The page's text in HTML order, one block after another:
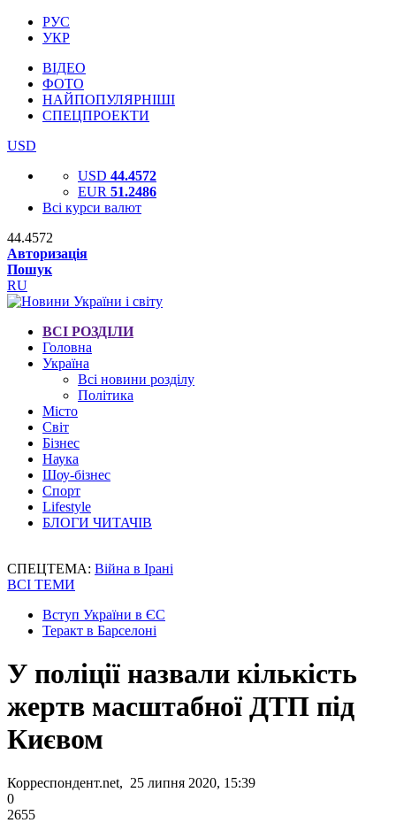
РУС
УКР
ВІДЕО
ФОТО
НАЙПОПУЛЯРНІШІ
СПЕЦПРОЕКТИ
USD
USD 44.4572
EUR 51.2486
Всі курси валют
44.4572
Авторизація
Пошук
RU
ВСІ РОЗДІЛИ
Головна
Україна
Всі новини розділу
Політика
Місто
Світ
Бізнес
Наука
Шоу-бізнес
Спорт
Lifestyle
БЛОГИ ЧИТАЧІВ
СПЕЦТЕМА: Війна в Ірані
ВСІ ТЕМИ
Вступ України в ЄС
Теракт в Барселоні
У поліції назвали кількість
жертв масштабної ДТП під
Києвом
Корреспондент.net, 25 липня 2020, 15:39
0
2655